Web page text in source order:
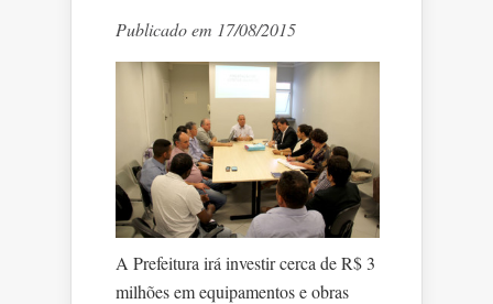
Publicado em 17/08/2015
A Prefeitura irá investir cerca de R$ 3
milhões em equipamentos e obras